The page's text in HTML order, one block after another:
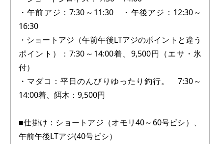
・午前アジ：7:30～11:30 ・午後アジ：12:30～
16:30
・ショートアジ（午前午後LTアジのポイントと違う
ポイント）：7:30～14:00着、9,500円（エサ・氷
付）
・マダコ：平日のんびりゆったり釣行。 7:30～
14:00着、餌木：9,500円
■仕掛け：ショートアジ（オモリ40～60号ビシ）、
午前午後LTアジ(40号ビシ）